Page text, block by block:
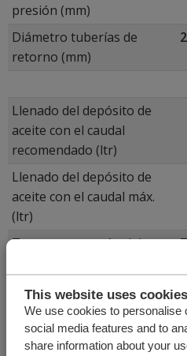
This website uses cookies
We use cookies to personalise
social media features and to
share information about your
presión (mm)
Diámetro tuberías de
retorno (mm)
Llenado del depósito de
aceite con el caudal
recomendado (ltr)
Llenado del depósito de
aceite con el caudal máx.
(ltr)
Temperatura máx. del
Tipo de aceite: mineral y
Rango de temperatura:
ISO VG32 = -15 < 30 °C